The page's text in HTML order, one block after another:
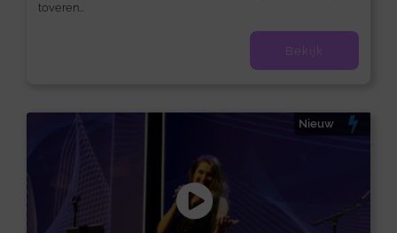
toveren...
Bekijk
Nieuw